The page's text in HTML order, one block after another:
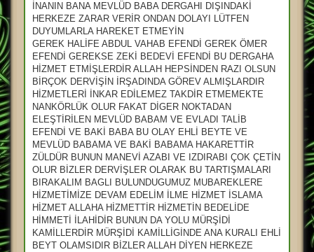
İNANIN BANA MEVLÜD BABA DERGAHI DIŞINDAKİ
HERKEZE ZARAR VERİR ONDAN DOLAYI LÜTFEN
DUYUMLARLA HAREKET ETMEYİN
GEREK HALİFE ABDUL VAHAB EFENDİ GEREK ÖMER
EFENDİ GEREKSE ZEKİ BEDEVİ EFENDİ BU DERGAHA
HİZMET ETMİŞLERDİR ALLAH HEPSİNDEN RAZI OLSUN
BİRÇOK DERVİŞİN İRŞADINDA GÖREV ALMIŞLARDIR
HİZMETLERİ İNKAR EDİLEMEZ TAKDİR ETMEMEKTE
NANKÖRLÜK OLUR FAKAT DİGER NOKTADAN
ELEŞTİRİLEN MEVLÜD BABAM VE EVLADI TALİB
EFENDİ VE BAKİ BABA BU OLAY EHLİ BEYTE VE
MEVLÜD BABAMA VE BAKİ BABAMA HAKARETTİR
ZÜLDÜR BUNUN MANEVİ AZABI VE IZDIRABI ÇOK ÇETİN
OLUR BİZLER DERVİŞLER OLARAK BU TARTIŞMALARI
BIRAKALIM BAGLI BULUNDUGUMUZ MUBAREKLERE
HİZMETİMİZE DEVAM EDELİM İLME HİZMET İSLAMA
HİZMET ALLAHA HİZMETTİR HİZMETİN BEDELİDE
HİMMETİ İLAHİDİR BUNUN DA YOLU MÜRŞİDİ
KAMİLLERDİR MÜRŞİDİ KAMİLLİGİNDE ANA KURALI EHLİ
BEYT OLAMSIDIR BİZLER ALLAH DİYEN HERKEZE